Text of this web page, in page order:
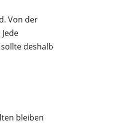
Von der
deshalb
bleiben